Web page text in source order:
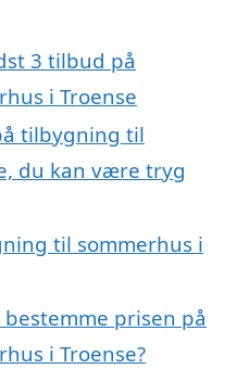
3 tilbud på
i Troense
tilbygning til
du kan være tryg
til sommerhus i
prisen på
i Troense?